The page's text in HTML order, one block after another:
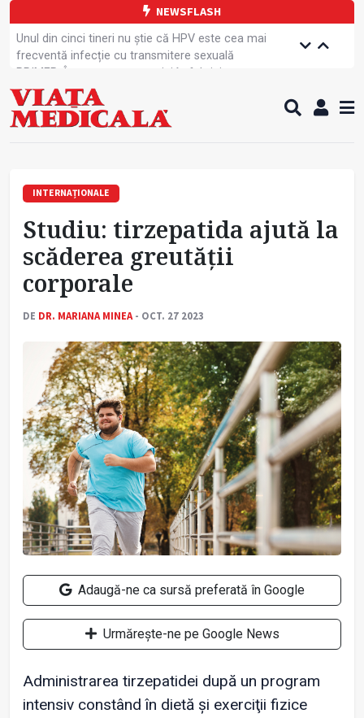
NEWSFLASH
Unul din cinci tineri nu știe că HPV este cea mai
frecventă infecție cu transmitere sexuală
PRIMER: Întreruperea energiei în fabrici ar pune
pacienții în pericol
Subiecte unice la examenul de specialist
Comercializarea unor medicamente, blocată
caniculă?
Un nou studiu pentru testarea unui vaccin împotriva
tulpinei Bundibugyo a virusului Ebola
Alăptarea, esențială pentru sănătatea mamei și
copilului
Concursul Internațional George Enescu, la ceas
aniversar
INTERNAȚIONALE
Studiu: tirzepatida ajută la
scăderea greutăţii
corporale
DE DR. MARIANA MINEA - OCT. 27 2023
Adaugă-ne ca sursă preferată în Google
Urmărește-ne pe Google News
Administrarea tirzepatidei după un program
intensiv constând în dietă și exerciţii fizice